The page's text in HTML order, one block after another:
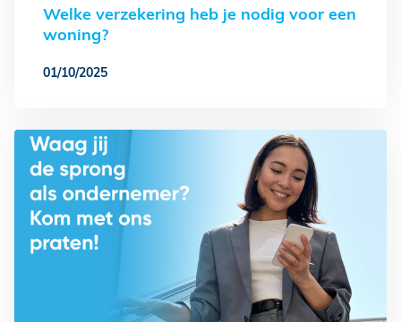
Welke verzekering heb je nodig voor een
woning?
01/10/2025